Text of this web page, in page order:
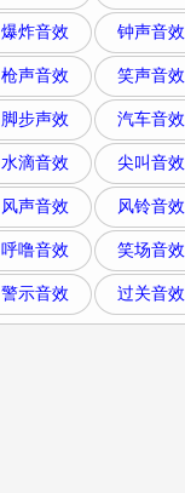
爆炸音效 钟声音效
枪声音效 笑声音效
脚步声效 汽车音效
水滴音效 尖叫音效
风声音效 风铃音效
呼噜音效 笑场音效
警示音效 过关音效